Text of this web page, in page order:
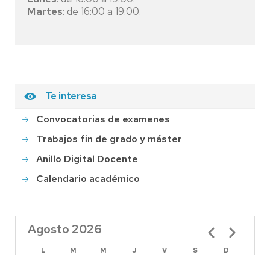
Martes: de 16:00 a 19:00.
Te interesa
Convocatorias de examenes
Trabajos fin de grado y máster
Anillo Digital Docente
Calendario académico
Agosto 2026
L M M J V S
D
Paginación